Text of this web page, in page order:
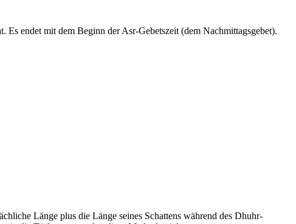
endet mit dem Beginn der Asr-Gebetszeit (dem Nachmittagsgebet).
Länge plus die Länge seines Schattens während des Dhuhr-